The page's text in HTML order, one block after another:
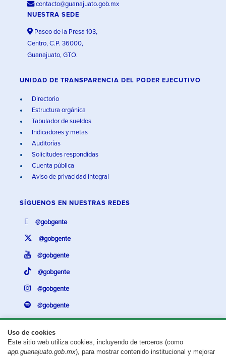
Uso de cookies
Este sitio web utiliza cookies, incluyendo de terceros (como
app.guanajuato.gob.mx), para mostrar contenido institucional y mejorar
contacto@guanajuato.gob.mx
NUESTRA SEDE
Paseo de la Presa 103,
Centro, C.P. 36000,
Guanajuato, GTO.
UNIDAD DE TRANSPARENCIA DEL PODER EJECUTIVO
Directorio
Estructura orgánica
Tabulador de sueldos
Indicadores y metas
Auditorías
Solicitudes respondidas
Cuenta pública
Aviso de privacidad integral
SÍGUENOS EN NUESTRAS REDES
@gobgente
@gobgente
@gobgente
@gobgente
@gobgente
@gobgente
¿Existe algún problema con esta página?Repórtalo aquí.